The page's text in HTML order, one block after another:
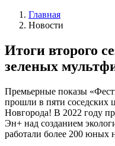
Главная
Новости
Итоги второго
зеленых
Премьерные показы
прошли в пяти соседских
Новгорода! В 2022 году
Эн+ над созданием
работали более 200 юных